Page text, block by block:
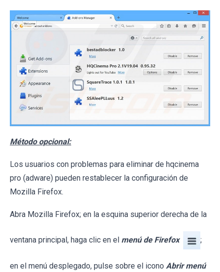
Método opcional:
Los usuarios con problemas para eliminar de hqcinema
pro (adware) pueden restablecer la configuración de
Mozilla Firefox.
Abra Mozilla Firefox; en la esquina superior derecha de la
ventana principal, haga clic en el menú de Firefox ;
en el menú desplegado, pulse sobre el icono Abrir menú